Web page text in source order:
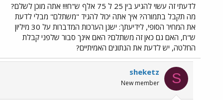
לדעתי זה עשוי להגיע בין 25 ל 75 אלף ש"ח!!! אתה מוכן לשלם?
מה תקבל בתמורה? איך אתה יכול להגיד "משתלם" מבלי לדעת
את המחיר הסופי, לידיעתך: ישנן הערכות המדברות על 30 מיליון
ש"ח, האם גם כאן זה משתלם? האם אינך סבור שלפני קבלת
החלטה, יש לדעת את הנתונים האמיתיים?
S
sheketz
New member